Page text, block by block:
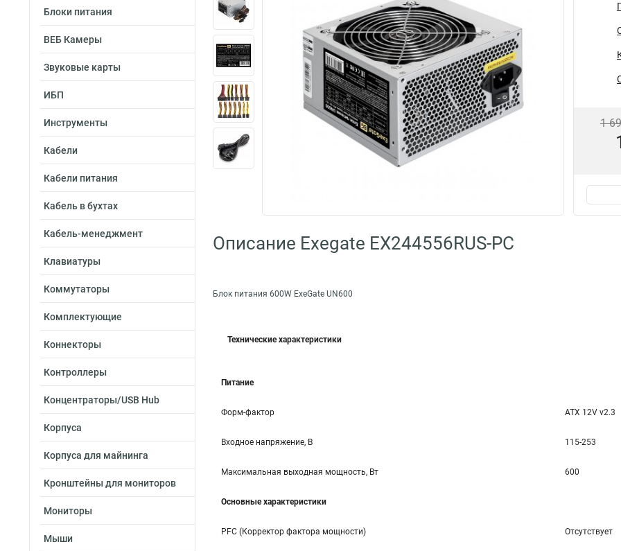
Блоки питания
ВЕБ Камеры
Звуковые карты
ИБП
Инструменты
Кабели
Кабели питания
Кабель в бухтах
Кабель-менеджмент
Клавиатуры
Коммутаторы
Комплектующие
Коннекторы
Контроллеры
Концентраторы/USB Hub
Корпуса
Корпуса для майнинга
Кронштейны для мониторов
Мониторы
Мыши
1
Описание Exegate EX244556RUS-PC
Блок питания 600W ExeGate UN600
Технические характеристики
Питание
Форм-фактор ATX 12V v2.3
Входное напряжение, В 115-253
Максимальная выходная мощность, Вт 600
Основные характеристики
PFC (Корректор фактора мощности) Отсутствует